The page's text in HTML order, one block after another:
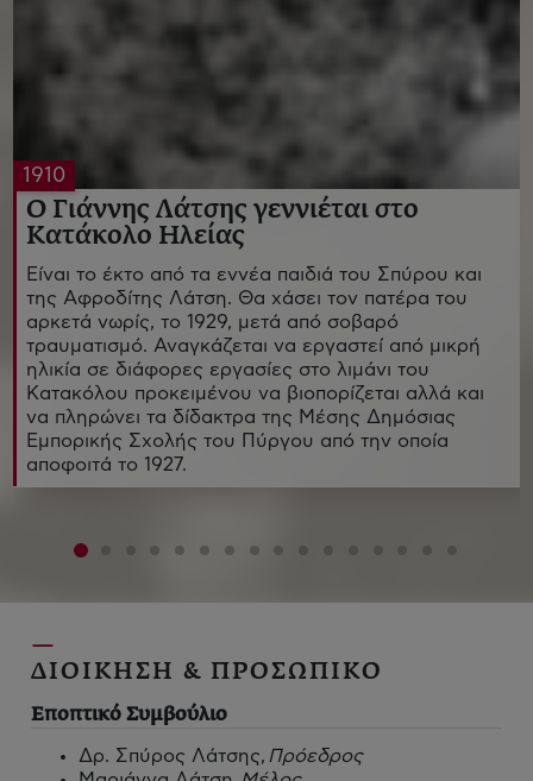
1910
Ο Γιάννης Λάτσης γεννιέται στο
Κατάκολο Ηλείας
Είναι το έκτο από τα εννέα παιδιά του Σπύρου και
της Αφροδίτης Λάτση. Θα χάσει τον πατέρα του
αρκετά νωρίς, το 1929, μετά από σοβαρό
τραυματισμό. Αναγκάζεται να εργαστεί από μικρή
ηλικία σε διάφορες εργασίες στο λιμάνι του
Κατακόλου προκειμένου να βιοπορίζεται αλλά και
να πληρώνει τα δίδακτρα της Μέσης Δημόσιας
Εμπορικής Σχολής του Πύργου από την οποία
αποφοιτά το 1927.
ΔΙΟΙΚΗΣΗ & ΠΡΟΣΩΠΙΚΟ
Εποπτικό Συμβούλιο
Δρ. Σπύρος Λάτσης, Πρόεδρος